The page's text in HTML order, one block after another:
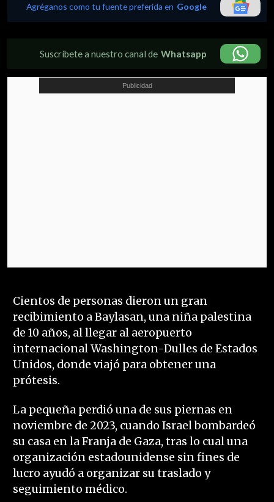
Agréganos como tu fuente preferida en Google
Suscríbete a nuestro canal de Whatsapp
Cientos de personas dieron un gran
recibimiento a Baylasan, una niña palestina
de 10 años, al llegar al aeropuerto
internacional Washington-Dulles de Estados
Unidos, donde viajó para obtener una
prótesis.
La pequeña perdió una de sus piernas en
noviembre de 2023, cuando Israel bombardeó
su casa en la Franja de Gaza, tras lo cual una
organización estadounidense sin fines de
lucro ayudó a organizar su traslado y
seguimiento médico.